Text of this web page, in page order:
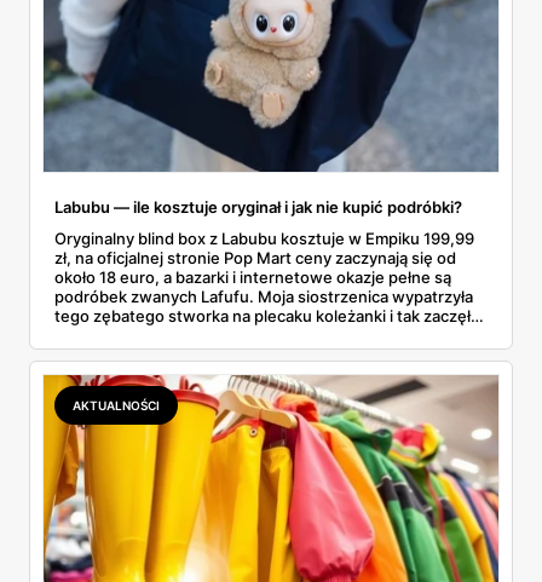
Labubu — ile kosztuje oryginał i jak nie kupić podróbki?
Oryginalny blind box z Labubu kosztuje w Empiku 199,99
zł, na oficjalnej stronie Pop Mart ceny zaczynają się od
około 18 euro, a bazarki i internetowe okazje pełne są
podróbek zwanych Lafufu. Moja siostrzenica wypatrzyła
tego zębatego stworka na plecaku koleżanki i tak zaczęło
kosztuje i po czym poznać, że sprzedawca nie wciska nam
podróbki. Spisałam wszystko, czego się dowiedziałam —
łącznie z jedną wpadką, o której za chwilę.
AKTUALNOŚCI